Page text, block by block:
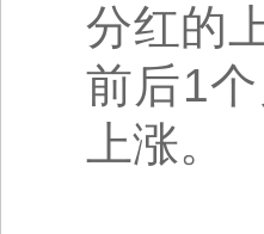
分红的
前后1
上涨。